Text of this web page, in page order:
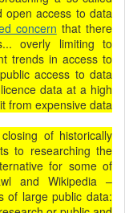
open access to data
concern that there
overly limiting to
trends in access to
access to data
data at a high
from expensive data
of historically
to researching the
for some of
and Wikipedia –
of large public data: